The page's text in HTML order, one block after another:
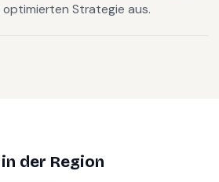
Strategie aus.
in der Region